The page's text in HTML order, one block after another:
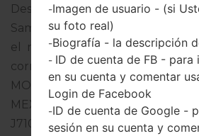
Descargue la última
Samsung Galaxy J7 2016, pero
el número de modelo de su
corresponde al número de
MODEL%. El código del
MEXICO. El producto viene
J710MNVJS4CSF1 y
-Imagen de usuario - (si
su foto real)
-Biografía - la descripción
- ID de cuenta de FB - para
en su cuenta y comentar
Login de Facebook
-ID de cuenta de Google -
sesión en su cuenta y